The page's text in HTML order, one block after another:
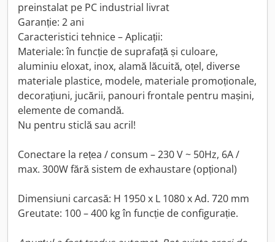
preinstalat pe PC industrial livrat
Garanție: 2 ani
Caracteristici tehnice – Aplicații:
Materiale: în funcție de suprafață și culoare,
aluminiu eloxat, inox, alamă lăcuită, oțel, diverse
materiale plastice, modele, materiale promoționale,
decorațiuni, jucării, panouri frontale pentru mașini,
elemente de comandă.
Nu pentru sticlă sau acril!
Conectare la rețea / consum – 230 V ~ 50Hz, 6A /
max. 300W fără sistem de exhaustare (opțional)
Dimensiuni carcasă: H 1950 x L 1080 x Ad. 720 mm
Greutate: 100 – 400 kg în funcție de configurație.